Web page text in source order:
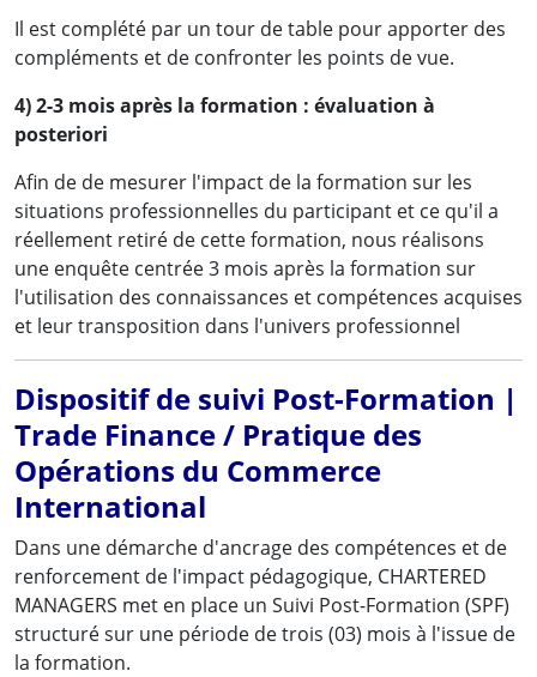
Il est complété par un tour de table pour apporter des
compléments et de confronter les points de vue.
4) 2-3 mois après la formation : évaluation à
posteriori
Afin de de mesurer l'impact de la formation sur les
situations professionnelles du participant et ce qu'il a
réellement retiré de cette formation, nous réalisons
une enquête centrée 3 mois après la formation sur
l'utilisation des connaissances et compétences acquises
et leur transposition dans l'univers professionnel
Dispositif de suivi Post-Formation |
Trade Finance / Pratique des
Opérations du Commerce
International
Dans une démarche d'ancrage des compétences et de
renforcement de l'impact pédagogique, CHARTERED
MANAGERS met en place un Suivi Post-Formation (SPF)
structuré sur une période de trois (03) mois à l'issue de
la formation.